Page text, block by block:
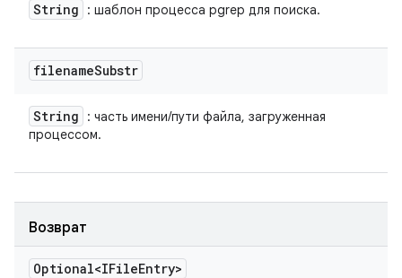
String : шаблон процесса pgrep для поиска.
filenameSubstr
String
: часть имени/пути файла, загруженная
процессом.
Возврат
Optional<IFileEntry>